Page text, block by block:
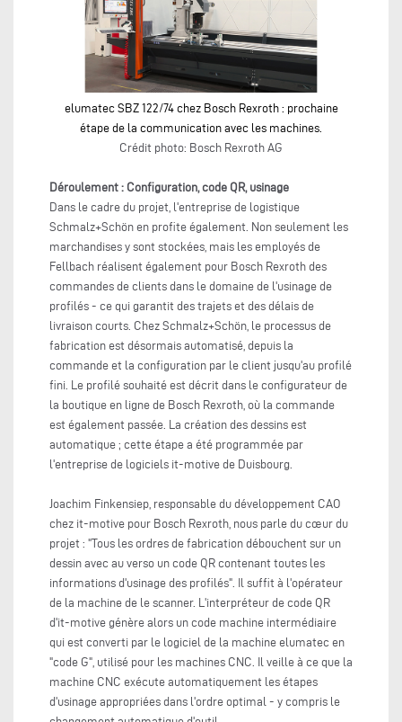
elumatec SBZ 122/74 chez Bosch Rexroth : prochaine
étape de la communication avec les machines.
Crédit photo: Bosch Rexroth AG
Déroulement : Configuration, code QR, usinage
Dans le cadre du projet, l'entreprise de logistique
Schmalz+Schön en profite également. Non seulement les
marchandises y sont stockées, mais les employés de
Fellbach réalisent également pour Bosch Rexroth des
commandes de clients dans le domaine de l'usinage de
profilés - ce qui garantit des trajets et des délais de
livraison courts. Chez Schmalz+Schön, le processus de
fabrication est désormais automatisé, depuis la
commande et la configuration par le client jusqu'au profilé
fini. Le profilé souhaité est décrit dans le configurateur de
la boutique en ligne de Bosch Rexroth, où la commande
est également passée. La création des dessins est
automatique ; cette étape a été programmée par
l'entreprise de logiciels it-motive de Duisbourg.
Joachim Finkensiep, responsable du développement CAO
chez it-motive pour Bosch Rexroth, nous parle du cœur du
projet : "Tous les ordres de fabrication débouchent sur un
dessin avec au verso un code QR contenant toutes les
informations d'usinage des profilés". Il suffit à l'opérateur
de la machine de le scanner. L'interpréteur de code QR
d'it-motive génère alors un code machine intermédiaire
qui est converti par le logiciel de la machine elumatec en
"code G", utilisé pour les machines CNC. Il veille à ce que la
machine CNC exécute automatiquement les étapes
d'usinage appropriées dans l'ordre optimal - y compris le